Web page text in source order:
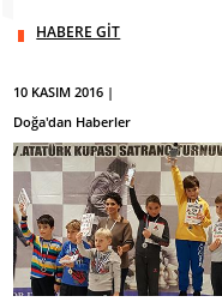
HABERE GİT
10 KASIM 2016 |
Doğa'dan Haberler